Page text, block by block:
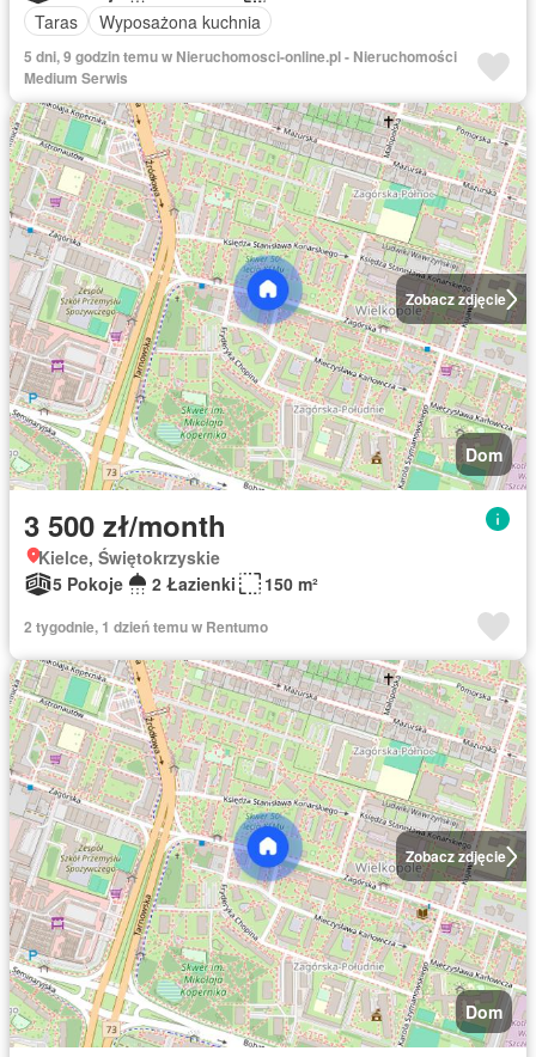
Taras
Wyposażona kuchnia
5 dni, 9 godzin temu w Nieruchomosci-online.pl - Nieruchomości
Medium Serwis
Zobacz zdjęcie
Dom
3 500 zł/month
Kielce, Świętokrzyskie
5 Pokoje
2 Łazienki 150 m²
2 tygodnie, 1 dzień temu w Rentumo
Zobacz zdjęcie
Dom